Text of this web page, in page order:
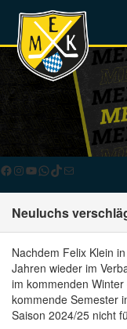
Facebook
Instagram
YouTube
WhatsApp
TikTok
E-Mail
Neuluchs
Nachdem Felix Klein
Jahren wieder im
im kommenden
kommende Semester
Saison 2024/25 nicht